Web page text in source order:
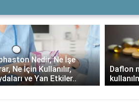
Nedir, Ne İşe
Ne İçin Kullanılır,
ve Yan Etkiler..
Daflon